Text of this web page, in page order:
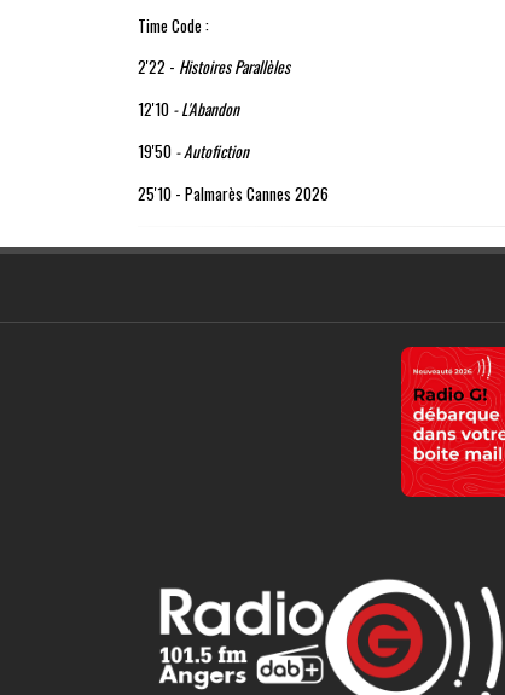
Time Code :
2'22 - Histoires Parallèles
12'10 - L'Abandon
19'50 - Autofiction
25'10 - Palmarès Cannes 2026